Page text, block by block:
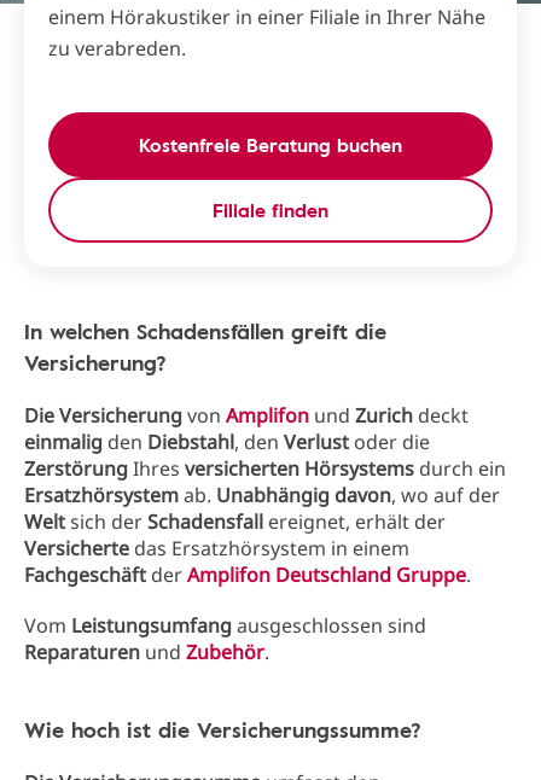
einem Hörakustiker in einer Filiale in Ihrer Nähe
zu verabreden.
Kostenfreie Beratung buchen
Filiale finden
In welchen Schadensfällen greift die
Versicherung?
Die Versicherungvon Amplifon und Zurich deckt
einmalig den Diebstahl, den Verlust oder die
ZerstörungIhres versicherten Hörsystems durch ein
Ersatzhörsystemab. Unabhängig davon, wo auf der
Weltsich derSchadensfall ereignet, erhält der
Versicherte das Ersatzhörsystem in einem
Fachgeschäft derAmplifon Deutschland Gruppe.
Vom Leistungsumfangausgeschlossen sind
Reparaturen und Zubehör.
Wie hoch ist die Versicherungssumme?